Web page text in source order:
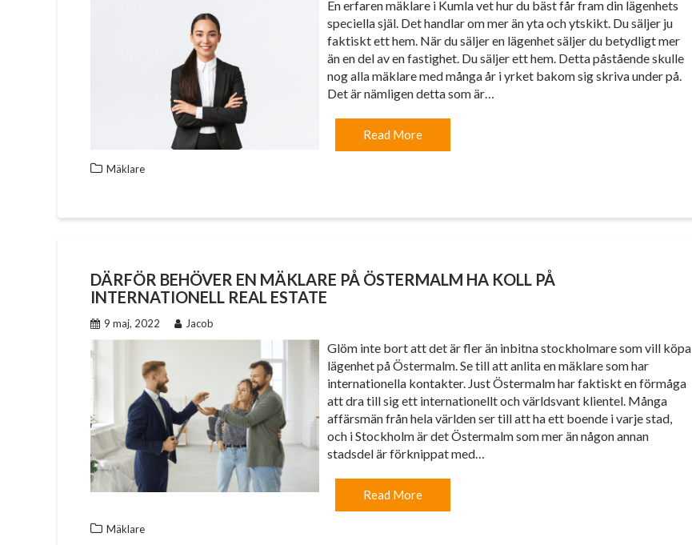
En erfaren mäklare i Kumla vet hur du bäst får fram din lägenhets
speciella själ. Det handlar om mer än yta och ytskikt. Du säljer ju
faktiskt ett hem. När du säljer en lägenhet säljer du betydligt mer
än en del av en fastighet. Du säljer ett hem. Detta påstående skulle
nog alla mäklare med många år i yrket bakom sig skriva under på.
Det är nämligen detta som är…
Read More
Mäklare
DÄRFÖR BEHÖVER EN MÄKLARE PÅ ÖSTERMALM HA KOLL PÅ
INTERNATIONELL REAL ESTATE
9 maj, 2022 Jacob
Glöm inte bort att det är fler än inbitna stockholmare som vill köpa
lägenhet på Östermalm. Se till att anlita en mäklare som har
internationella kontakter. Just Östermalm har faktiskt en förmåga
att dra till sig ett internationellt och världsvant klientel. Många
affärsmän från hela världen ser till att ha ett boende i varje stad,
och i Stockholm är det Östermalm som mer än någon annan
stadsdel är förknippat med…
Read More
Mäklare